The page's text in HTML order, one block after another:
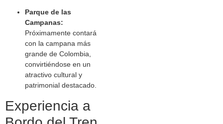
Parque de las
Campanas:
Próximamente contará
con la campana más
grande de Colombia,
convirtiéndose en un
atractivo cultural y
patrimonial destacado.
Experiencia a